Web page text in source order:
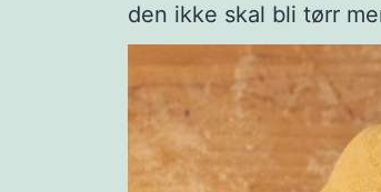
den ikke skal bli tørr